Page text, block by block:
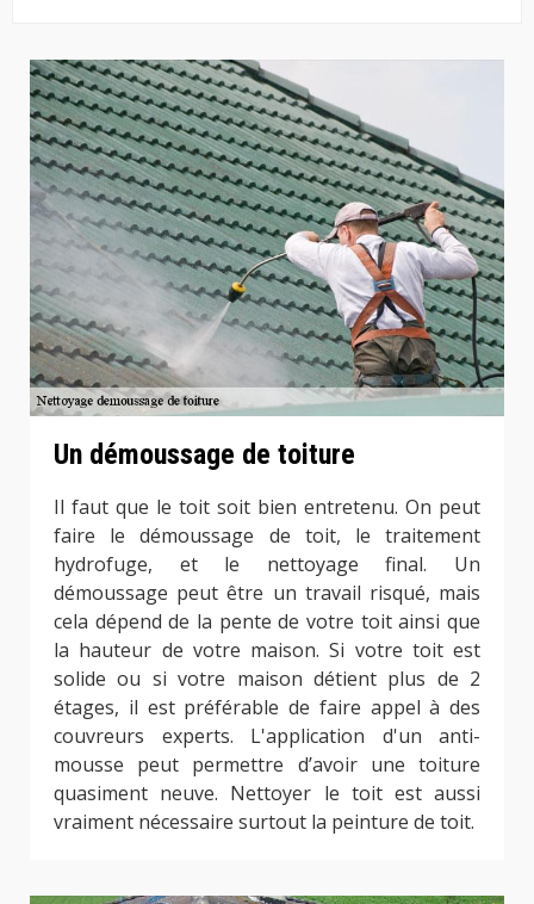
Un démoussage de toiture
Il faut que le toit soit bien entretenu. On peut
faire le démoussage de toit, le traitement
hydrofuge, et le nettoyage final. Un
démoussage peut être un travail risqué, mais
cela dépend de la pente de votre toit ainsi que
la hauteur de votre maison. Si votre toit est
solide ou si votre maison détient plus de 2
étages, il est préférable de faire appel à des
couvreurs experts. L'application d'un anti-
mousse peut permettre d’avoir une toiture
quasiment neuve. Nettoyer le toit est aussi
vraiment nécessaire surtout la peinture de toit.